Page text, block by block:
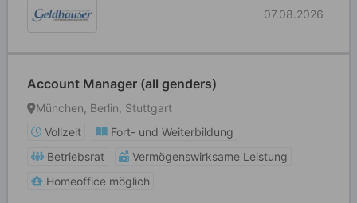
07.08.2026
Account Manager (all genders)
München, Berlin, Stuttgart
Vollzeit
Fort- und Weiterbildung
Betriebsrat
Vermögenswirksame Leistung
Homeoffice möglich